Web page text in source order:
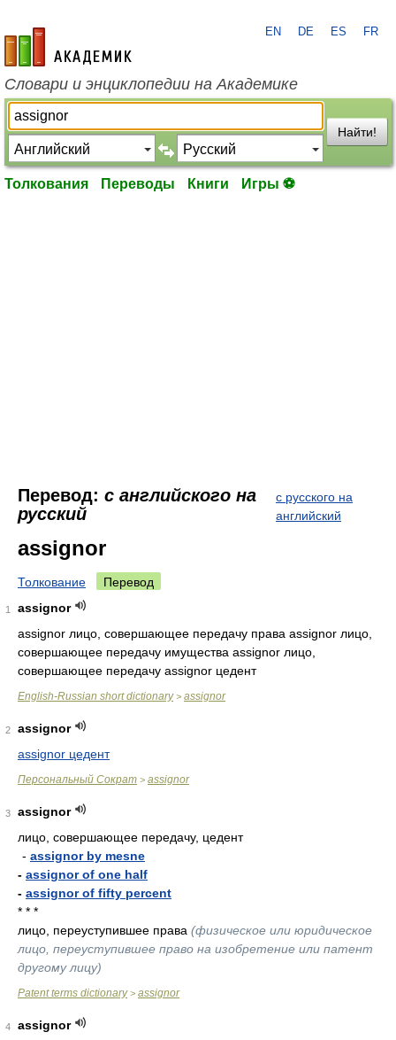
academic.ru
EN DE ES FR
Словари и энциклопедии на Академике
Найти!
Толкования Переводы Книги Игры ⚽
Перевод: с английского на
русский
с русского на
английский
assignor
Толкование Перевод
1
assignor
assignor лицо, совершающее передачу права assignor лицо,
совершающее передачу имущества assignor лицо,
совершающее передачу assignor цедент
English-Russian short dictionary> assignor
2
assignor
assignor цедент
Персональный Сократ > assignor
3
assignor
лицо, совершающее передачу, цедент
- assignor by mesne
- assignor of one half
- assignor of fifty percent
* * *
лицо, переуступившее права (физическое или юридическое
лицо, переуступившее право на изобретение или патент
другому лицу)
Patent terms dictionary> assignor
4
assignor